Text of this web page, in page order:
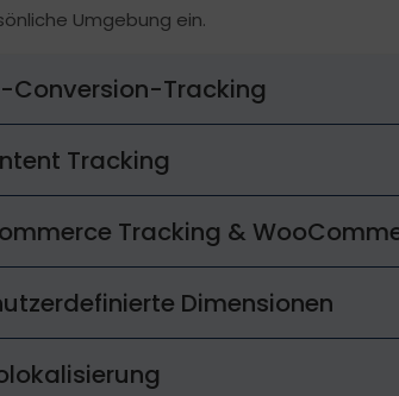
Umgebung ein.
Conversion-Tracking
Tracking
Tracking &
Dimensionen